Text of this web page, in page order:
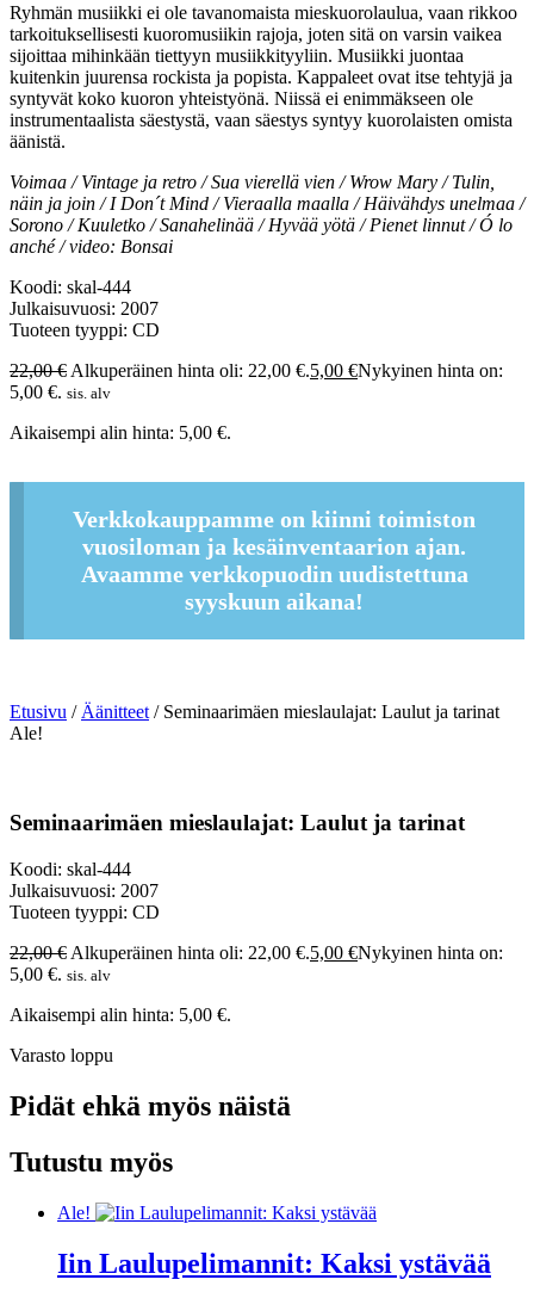
Ryhmän musiikki ei ole tavanomaista mieskuorolaulua, vaan rikkoo
tarkoituksellisesti kuoromusiikin rajoja, joten sitä on varsin vaikea
sijoittaa mihinkään tiettyyn musiikkityyliin. Musiikki juontaa
kuitenkin juurensa rockista ja popista. Kappaleet ovat itse tehtyjä ja
syntyvät koko kuoron yhteistyönä. Niissä ei enimmäkseen ole
instrumentaalista säestystä, vaan säestys syntyy kuorolaisten omista
äänistä.
Voimaa / Vintage ja retro / Sua vierellä vien / Wrow Mary / Tulin,
näin ja join / I Don´t Mind / Vieraalla maalla / Häivähdys unelmaa /
Sorono / Kuuletko / Sanahelinää / Hyvää yötä / Pienet linnut / Ó lo
anché / video: Bonsai
Koodi: skal-444
Julkaisuvuosi: 2007
Tuoteen tyyppi: CD
22,00€ Alkuperäinen hinta oli: 22,00 €.5,00 €Nykyinen hinta on:
5,00 €. sis. alv
Aikaisempi alin hinta: 5,00 €.
Verkkokauppamme on kiinni toimiston
vuosiloman ja kesäinventaarion ajan.
Avaamme verkkopuodin uudistettuna
syyskuun aikana!
Etusivu /Äänitteet/ Seminaarimäen mieslaulajat: Laulut ja tarinat
Ale!
Seminaarimäen mieslaulajat: Laulut ja tarinat
Koodi: skal-444
Julkaisuvuosi: 2007
Tuoteen tyyppi: CD
22,00€ Alkuperäinen hinta oli: 22,00 €.5,00 €Nykyinen hinta on:
5,00 €. sis. alv
Aikaisempi alin hinta: 5,00 €.
Varasto loppu
Pidät ehkä myös näistä
Tutustu myös
Ale!
Iin Laulupelimannit: Kaksi ystävää